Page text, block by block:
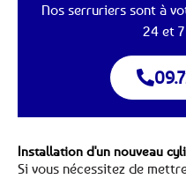
Nos serruriers sont à
24 et
Installation d'un nouveau
Si vous nécessitez de